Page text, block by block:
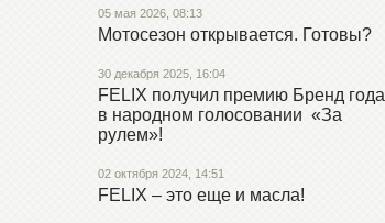
05 мая 2026, 08:13
Мотосезон открывается. Готовы?
30 декабря 2025, 16:04
FELIX получил премию Бренд года
в народном голосовании «За
рулем»!
02 октября 2024, 14:51
FELIX – это еще и масла!